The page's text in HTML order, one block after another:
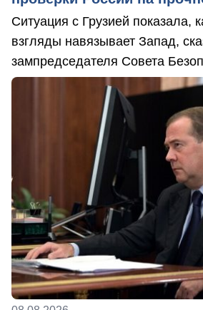
Ситуация с Грузией показала,
взгляды навязывает Запад,
зампредседателя Совета